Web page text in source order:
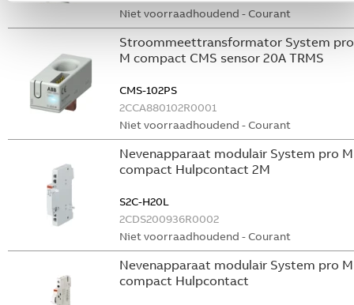
Niet voorraadhoudend - Courant
Stroommeettransformator System pro
M compact CMS sensor 20A TRMS
CMS-102PS
2CCA880102R0001
Niet voorraadhoudend - Courant
Nevenapparaat modulair System pro M
compact Hulpcontact 2M
S2C-H20L
2CDS200936R0002
Niet voorraadhoudend - Courant
Nevenapparaat modulair System pro M
compact Hulpcontact